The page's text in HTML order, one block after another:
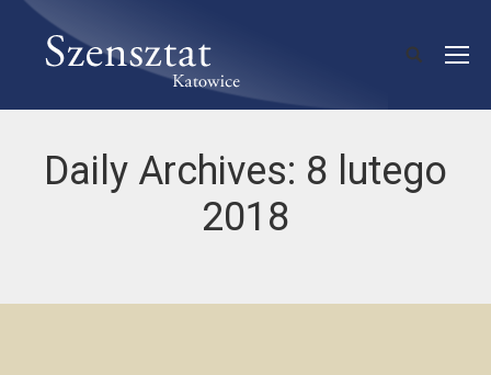
Daily Archives: 8 lutego
2018